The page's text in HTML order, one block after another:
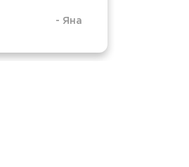
- Яна